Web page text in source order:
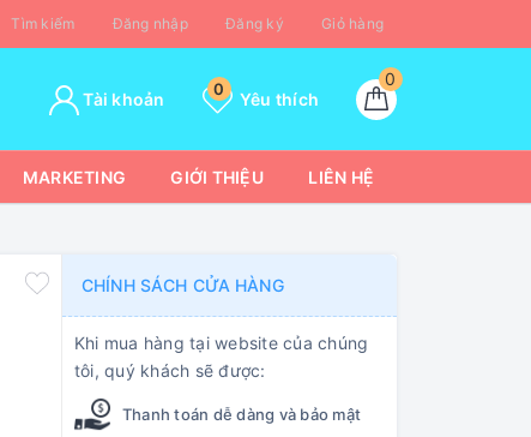
Tìm kiếm Đăng nhập Đăng ký Giỏ hàng
0
Yêu thích
0
Tài khoản
MARKETING GIỚI THIỆU LIÊN HỆ
CHÍNH SÁCH CỬA HÀNG
Khi mua hàng tại website của chúng
tôi, quý khách sẽ được:
Thanh toán dễ dàng và bảo mật